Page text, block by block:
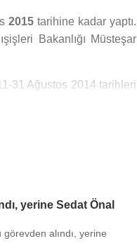
2015 tarihine kadar yaptı.
Bakanlığı Müsteşar
31 Ağustos 2014 tarihleri
Cumhurbaşkanı
için, Anayasa'nın
yerine Sedat Önal
alındı, yerine